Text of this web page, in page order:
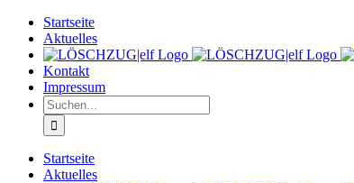
Zum
Inhalt
springen
Startseite
Aktuelles
Kontakt
Impressum
Suche
nach:
Startseite
Aktuelles